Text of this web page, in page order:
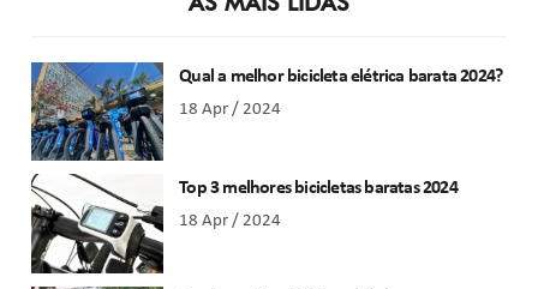
Qual a melhor bicicleta elétrica barata 2024?
18 Apr / 2024
Top 3 melhores bicicletas baratas 2024
18 Apr / 2024